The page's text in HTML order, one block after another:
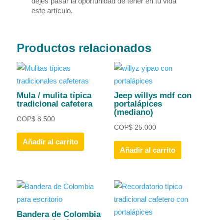
este artículo.
Productos relacionados
Mula / mulita típica
tradicional cafetera
COP$8.500
Añadir al carrito
Jeep willys mdf con
portalápices
(mediano)
COP$25.000
Añadir al carrito
Bandera de Colombia